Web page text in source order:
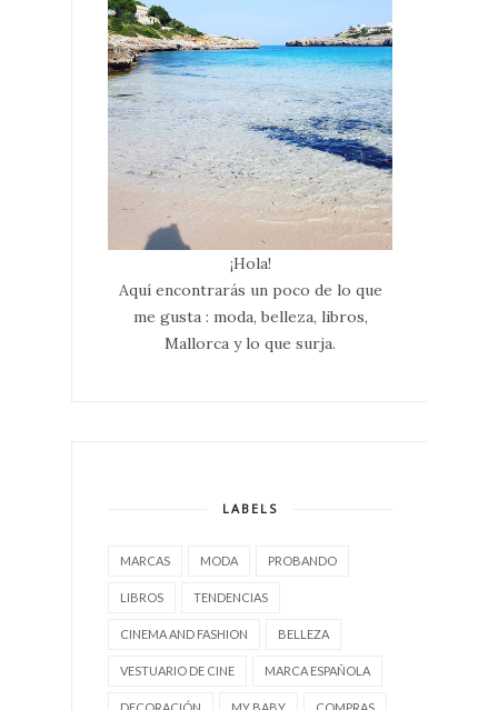
¡Hola!
Aquí encontrarás un poco de lo que
me gusta : moda, belleza, libros,
Mallorca y lo que surja.
LABELS
MARCAS MODA PROBANDO
LIBROS TENDENCIAS
CINEMA AND FASHION BELLEZA
VESTUARIO DE CINE MARCA ESPAÑOLA